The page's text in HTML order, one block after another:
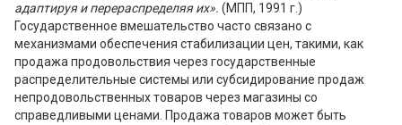
адаптируя и перераспределяя их». (МПП, 1991 г.)
Государственное вмешательство часто связано с
механизмами обеспечения стабилизации цен, такими, как
продажа продовольствия через государственные
распределительные системы или субсидирование продаж
непродовольственных товаров через магазины со
справедливыми ценами. Продажа товаров может быть